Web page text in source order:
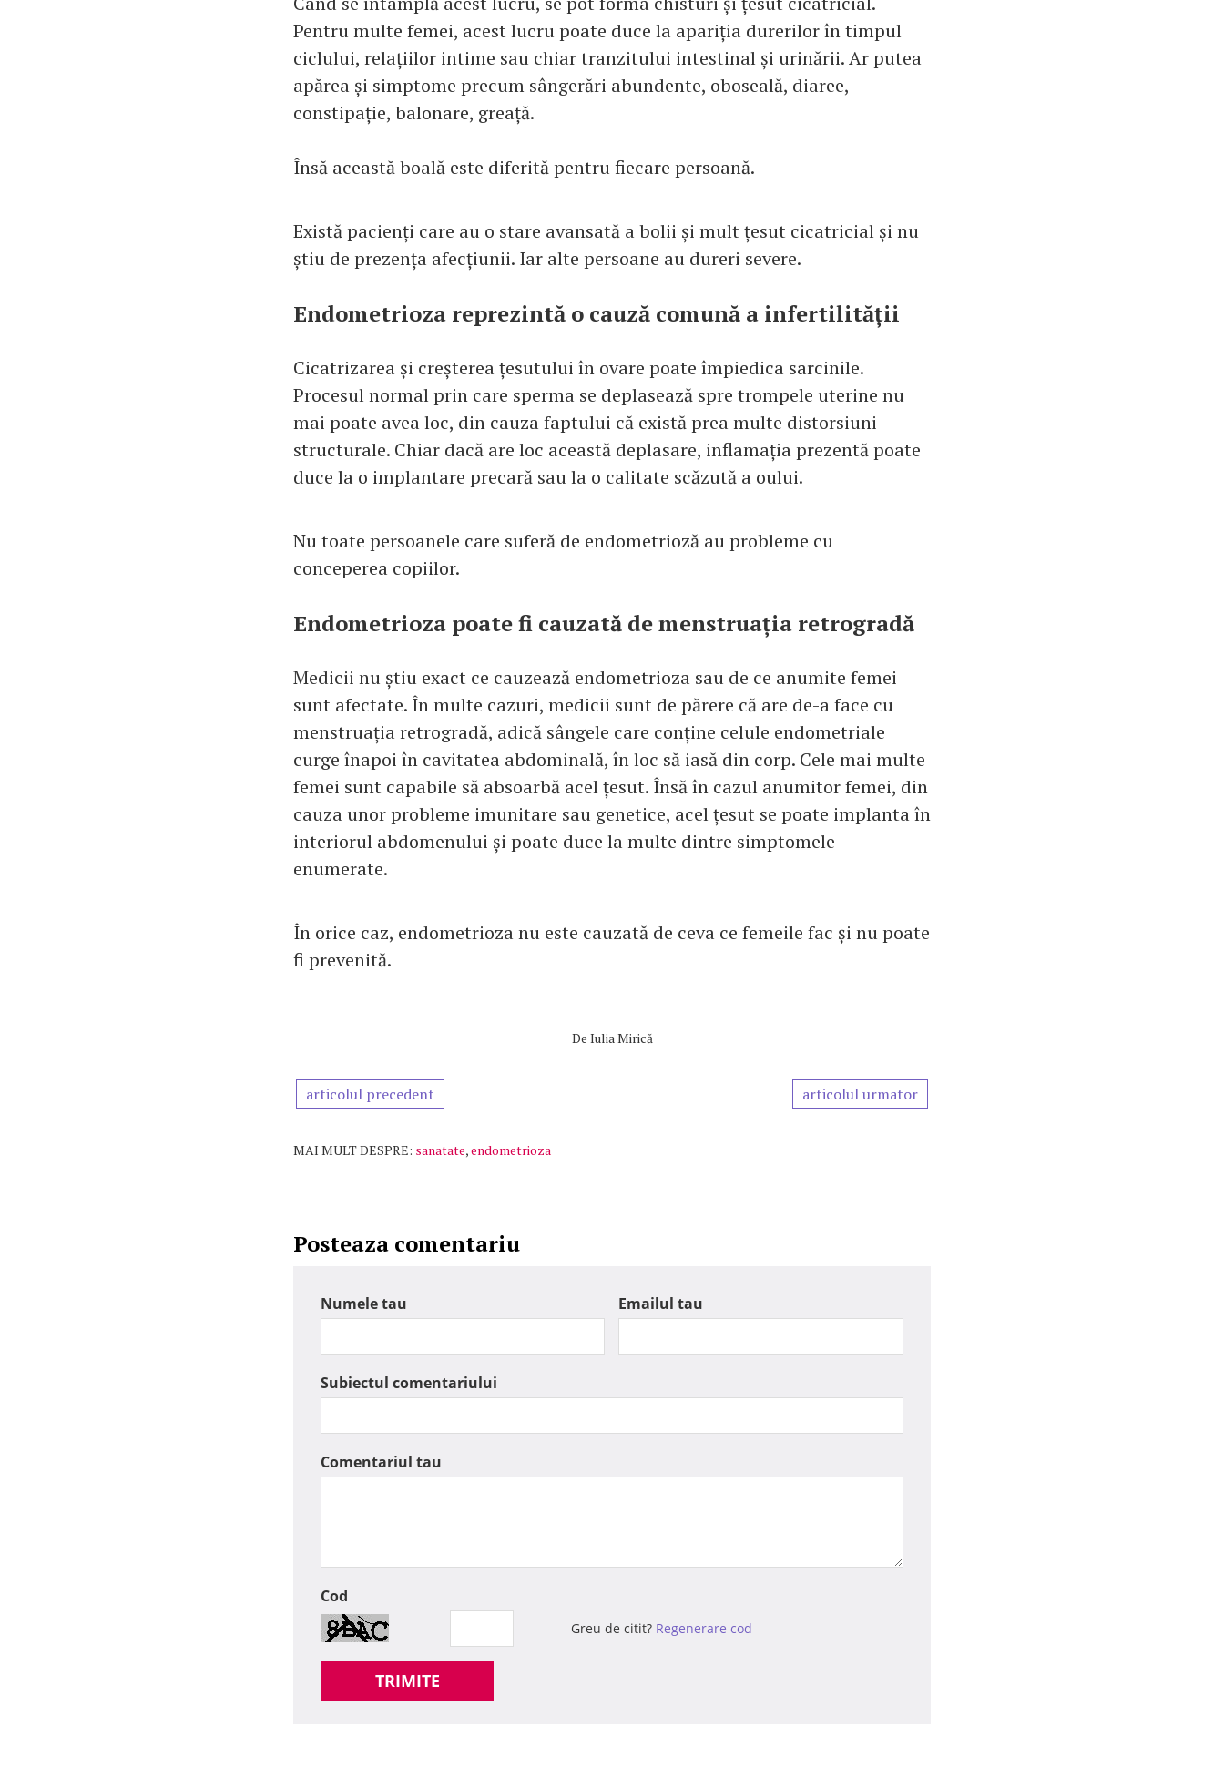
Pentru multe femei, acest lucru poate duce la apariția durerilor în timpul
ciclului, relațiilor intime sau chiar tranzitului intestinal și urinării. Ar putea
apărea și simptome precum sângerări abundente, oboseală, diaree,
constipație, balonare, greață.
Însă această boală este diferită pentru fiecare persoană.
Există pacienți care au o stare avansată a bolii și mult țesut cicatricial și nu
știu de prezența afecțiunii. Iar alte persoane au dureri severe.
Endometrioza reprezintă o cauză comună a infertilității
Cicatrizarea și creșterea țesutului în ovare poate împiedica sarcinile.
Procesul normal prin care sperma se deplasează spre trompele uterine nu
mai poate avea loc, din cauza faptului că există prea multe distorsiuni
structurale. Chiar dacă are loc această deplasare, inflamația prezentă poate
duce la o implantare precară sau la o calitate scăzută a oului.
Nu toate persoanele care suferă de endometrioză au probleme cu
conceperea copiilor.
Endometrioza poate fi cauzată de menstruația retrogradă
Medicii nu știu exact ce cauzează endometrioza sau de ce anumite femei
sunt afectate. În multe cazuri, medicii sunt de părere că are de-a face cu
menstruația retrogradă, adică sângele care conține celule endometriale
curge înapoi în cavitatea abdominală, în loc să iasă din corp. Cele mai multe
femei sunt capabile să absoarbă acel țesut. Însă în cazul anumitor femei, din
cauza unor probleme imunitare sau genetice, acel țesut se poate implanta în
interiorul abdomenului și poate duce la multe dintre simptomele
enumerate.
În orice caz, endometrioza nu este cauzată de ceva ce femeile fac și nu poate
fi prevenită.
De Iulia Mirică
articolul precedent articolul urmator
MAI MULT DESPRE: sanatate,endometrioza
Posteaza comentariu
Numele tau Emailul tau
Subiectul comentariului
Comentariul tau
Cod
Greu de citit? Regenerare cod
TRIMITE